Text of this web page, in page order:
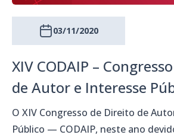
03/11/2020
XIV CODAIP –
de Autor e Interesse
O XIV Congresso de Direito de
Público — CODAIP, neste ano